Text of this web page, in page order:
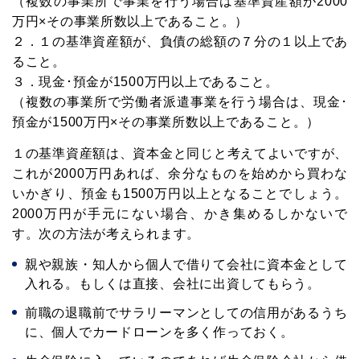
万円×その事業所数以上であること。）
２．１の基準資産額が、負債の総額の７分の１以上であ
ること。
３．現金･預金が1500万円以上であること。
（複数の事業所で労働者派遣事業を行う場合は、現金･
預金が1500万円×その事業所数以上であること。）
１の基準資産額は、資本金と同じと考えてよいですが、
これが2000万円あれば、余分なものを始めから買わな
いかぎり、預金も1500万円以上となることでしょう。
2000万円が手元にない場合、かき集めるしかないで
す。次の方法が考えられます。
親や親族・知人から個人で借りて会社に資本金として
入れる。もしくは直接、会社に出資してもらう。
前職の退職前でサラリーマンとしての信用があるうち
に、個人でカードローンを多く作っておく。
下記から職種を選んでください
プライバシーポリシー 登録